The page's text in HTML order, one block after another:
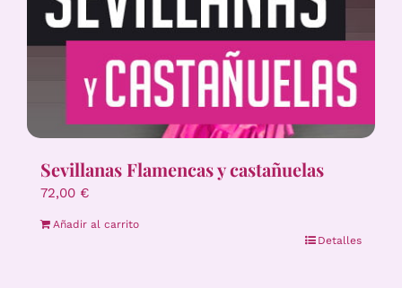
Sevillanas Flamencas y castañuelas
72,00 €
Añadir al carrito
Detalles